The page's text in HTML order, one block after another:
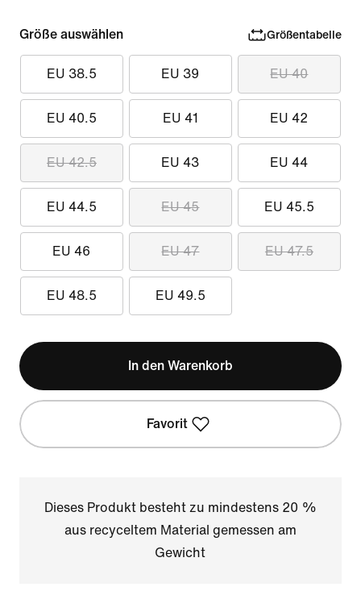
Größe auswählen Größentabelle
EU 38.5 EU 39 EU 40
EU 40.5 EU 41 EU 42
EU 42.5 EU 43 EU 44
EU 44.5 EU 45 EU 45.5
EU 46 EU 47 EU 47.5
EU 48.5 EU 49.5
In den Warenkorb
Favorit
Dieses Produkt besteht zu mindestens 20 %
aus recyceltem Material gemessen am
Gewicht